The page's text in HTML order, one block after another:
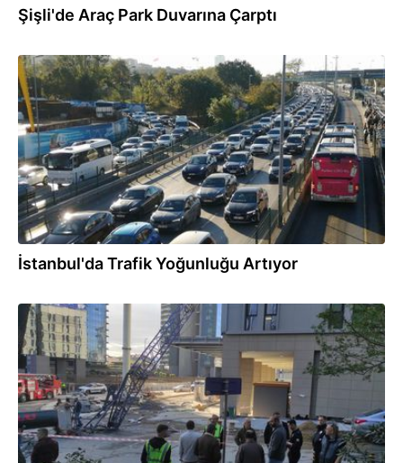
Şişli'de Araç Park Duvarına Çarptı
06.10.2025
İstanbul'da Trafik Yoğunluğu Artıyor
04.10.2025